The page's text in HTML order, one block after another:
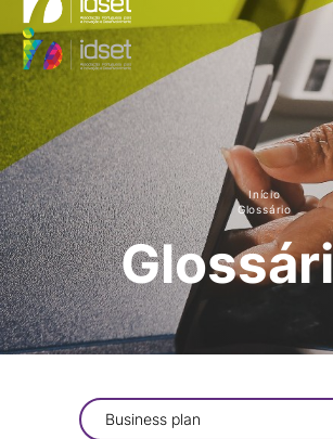
Início
Glossário
Business plan